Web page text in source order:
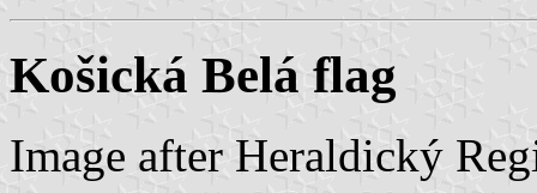
Košická Belá flag
Image after Heraldický